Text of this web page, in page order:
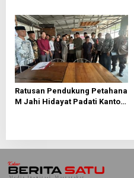
Ratusan Pendukung Petahana
M Jahi Hidayat Padati Kantor